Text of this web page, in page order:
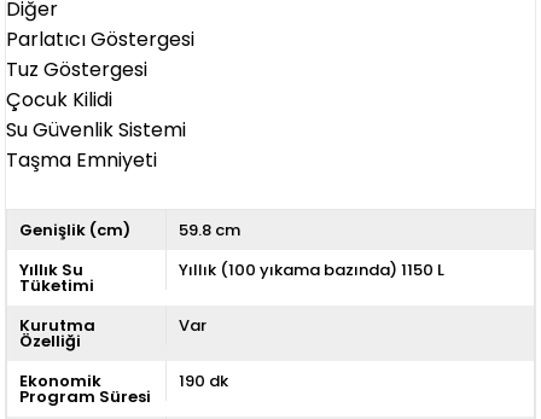
Diğer
Parlatıcı Göstergesi
Tuz Göstergesi
Çocuk Kilidi
Su Güvenlik Sistemi
Taşma Emniyeti
Genişlik (cm)
59.8 cm
Yıllık Su
Tüketimi
Yıllık (100 yıkama bazında) 1150 L
Kurutma
Özelliği
Var
Ekonomik
Program Süresi
190 dk